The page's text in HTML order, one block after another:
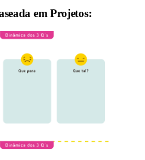
em Projetos: